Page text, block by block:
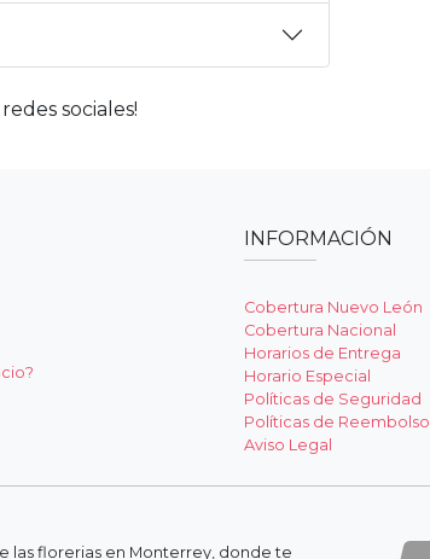
sociales!
INFORMACIÓN
Cobertura Nuevo León
Cobertura Nacional
Horarios de Entrega
Horario Especial
Políticas de Seguridad
Políticas de Reembolso
Aviso Legal
las florerias en Monterrey, donde te